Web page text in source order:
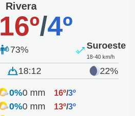
Rivera
16º/4º
73% Suroeste
18-40 km/h
18:12 22%
0%0 mm 16º/3º
0%0 mm 13º/3º